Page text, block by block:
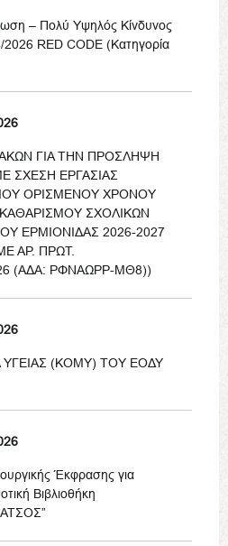
– Πολύ Υψηλός Κίνδυνος
2026 RED CODE (Κατηγορία
ΓΙΑ ΤΗΝ ΠΡΟΣΛΗΨΗ
ΣΧΕΣΗ ΕΡΓΑΣΙΑΣ
ΟΡΙΣΜΕΝΟΥ ΧΡΟΝΟΥ
ΣΧΟΛΙΚΩΝ
ΕΡΜΙΟΝΙΔΑΣ 2026-2027
ΑΡ. ΠΡΩΤ.
(ΑΔΑ: ΡΦΝΑΩΡΡ-ΜΘ8))
(ΚΟΜΥ) ΤΟΥ ΕΟΔΥ
Έκφρασης για
Βιβλιοθήκη